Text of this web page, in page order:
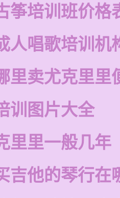
筝培训班价格
人唱歌培训机
里卖尤克里里
训图片大全
里里一般几年
吉他的琴行在